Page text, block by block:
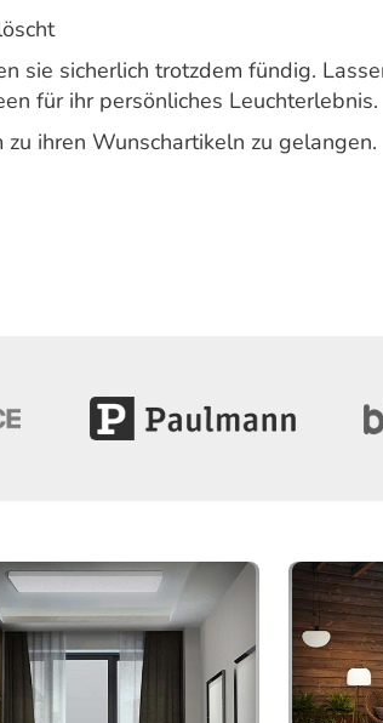
sie sicherlich trotzdem fündig.
für ihr persönliches Leuchterlebnis.
ihren Wunschartikeln zu gelangen.